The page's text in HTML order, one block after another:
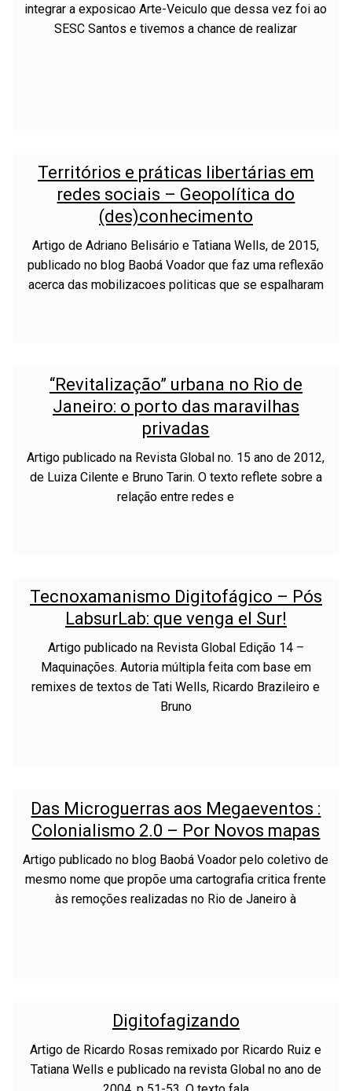
integrar a exposicao Arte-Veiculo que dessa vez foi ao
SESC Santos e tivemos a chance de realizar
Territórios e práticas libertárias em
redes sociais – Geopolítica do
(des)conhecimento
Artigo de Adriano Belisário e Tatiana Wells, de 2015,
publicado no blog Baobá Voador que faz uma reflexão
acerca das mobilizacoes politicas que se espalharam
“Revitalização” urbana no Rio de
Janeiro: o porto das maravilhas
privadas
Artigo publicado na Revista Global no. 15 ano de 2012,
de Luiza Cilente e Bruno Tarin. O texto reflete sobre a
relação entre redes e
Tecnoxamanismo Digitofágico – Pós
LabsurLab: que venga el Sur!
Artigo publicado na Revista Global Edição 14 –
Maquinações. Autoria múltipla feita com base em
remixes de textos de Tati Wells, Ricardo Brazileiro e
Bruno
Das Microguerras aos Megaeventos :
Colonialismo 2.0 – Por Novos mapas
Artigo publicado no blog Baobá Voador pelo coletivo de
mesmo nome que propõe uma cartografia critica frente
às remoções realizadas no Rio de Janeiro à
Digitofagizando
Artigo de Ricardo Rosas remixado por Ricardo Ruiz e
Tatiana Wells e publicado na revista Global no ano de